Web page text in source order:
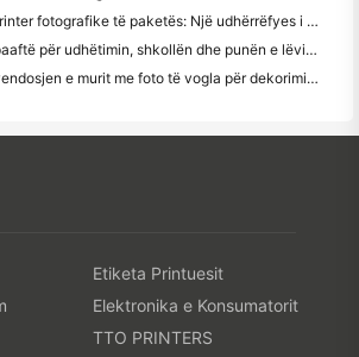
Si të zgjedhësh një printer fotografike të paketës: Një udhërrëfyes i plotë për përdoruesit e gazetave, udhëtimit dhe iPhone
Printuesi më i mirë i paaftë për udhëtimin, shkollën dhe punën e lëvizshme: Hanin MT620 Pro Review
Ide dhe këshilla për vendosjen e murit me foto të vogla për dekorimin e dhomës së gjumit dhe konviktit
Etiketa Printuesit
Elektronika e Konsumatorit
TTO PRINTERS